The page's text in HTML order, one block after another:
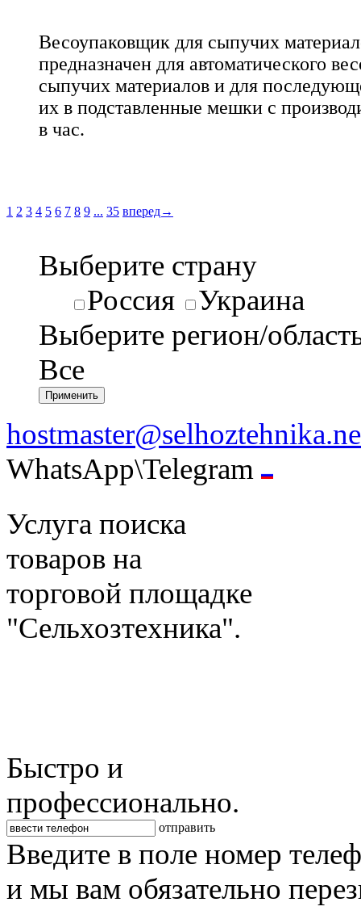
Весоупаковщик для сыпучих
предназначен для автоматического
сыпучих материалов и для
их в подставленные мешки с
в час.
1 2 3 4 5 6 7 8 9 ... 35 вперед→
Выберите страну
Россия
Украина
Выберите регион/
Все
WhatsApp\Telegram
Услуга поиска
товаров на
торговой площадке
"Сельхозтехника".
Быстро и
профессионально.
отправить
Введите в поле номер
и мы вам обязательно